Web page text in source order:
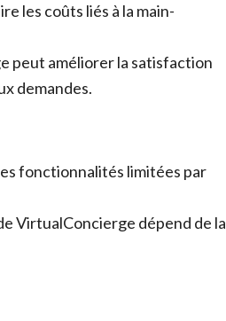
les coûts liés à la main-
peut améliorer la satisfaction
demandes.
fonctionnalités limitées par
VirtualConcierge dépend de la